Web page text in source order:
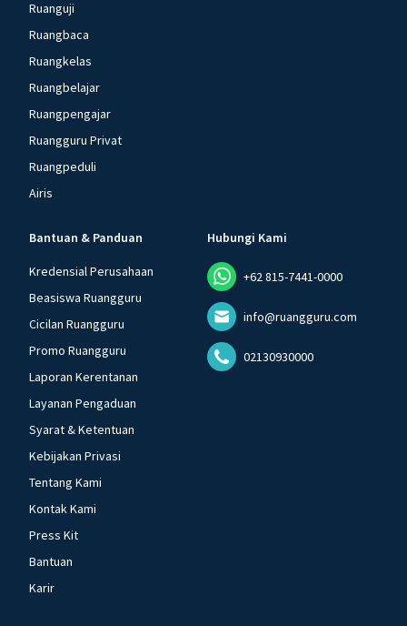
Ruanguji
Ruangbaca
Ruangkelas
Ruangbelajar
Ruangpengajar
Ruangguru Privat
Ruangpeduli
Airis
Bantuan & Panduan
Kredensial Perusahaan
Beasiswa Ruangguru
Cicilan Ruangguru
Promo Ruangguru
Laporan Kerentanan
Layanan Pengaduan
Syarat & Ketentuan
Kebijakan Privasi
Tentang Kami
Kontak Kami
Press Kit
Bantuan
Karir
Hubungi Kami
+62 815-7441-0000
info@ruangguru.com
02130930000